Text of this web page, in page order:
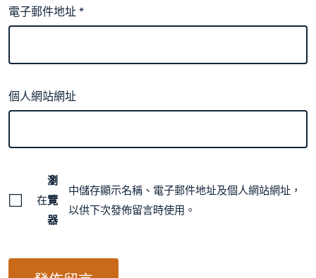
電子郵件地址*
個人網站網址
在
瀏
覽
器
中儲存顯示名稱、電子郵件地址及個人網站網址，
以供下次發佈留言時使用。